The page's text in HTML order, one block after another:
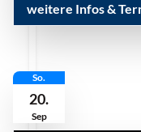
weitere Infos &
So.
20.
Sep